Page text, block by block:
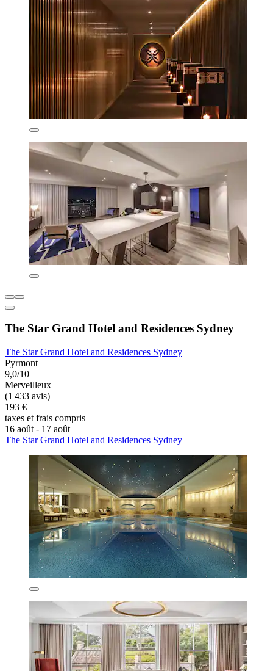
The Star Grand Hotel and Residences Sydney
The Star Grand Hotel and Residences Sydney
Pyrmont
9,0/10
Merveilleux
(1 433 avis)
193 €
taxes et frais compris
16 août - 17 août
The Star Grand Hotel and Residences Sydney